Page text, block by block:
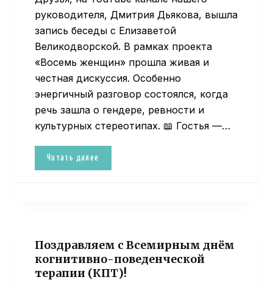
руководителя, Дмитрия Дьякова, вышла
запись беседы с Елизаветой
Великодворской. В рамках проекта
«Восемь женщин» прошла живая и
честная дискуссия. Особенно
энергичный разговор состоялся, когда
речь зашла о гендере, ревности и
культурных стереотипах. 📖 Гостья —…
Читать далее
Поздравляем с Всемирным днём
когнитивно-поведенческой
терапии (КПТ)!